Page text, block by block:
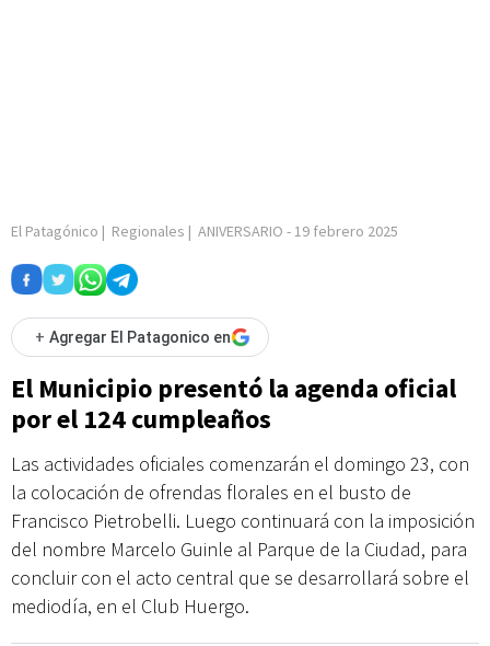
El Patagónico | Regionales | ANIVERSARIO - 19 febrero 2025
+ Agregar El Patagonico en
El Municipio presentó la agenda oficial
por el 124 cumpleaños
Las actividades oficiales comenzarán el domingo 23, con
la colocación de ofrendas florales en el busto de
Francisco Pietrobelli. Luego continuará con la imposición
del nombre Marcelo Guinle al Parque de la Ciudad, para
concluir con el acto central que se desarrollará sobre el
mediodía, en el Club Huergo.